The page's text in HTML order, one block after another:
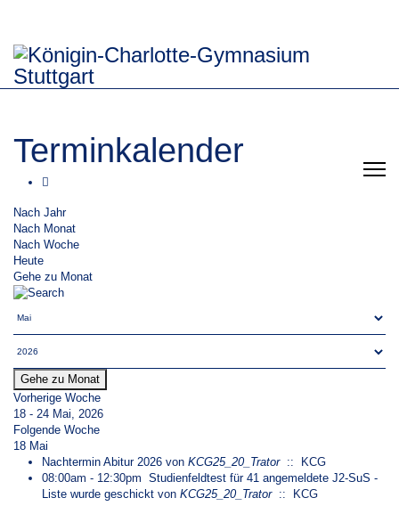
Terminkalender
Nach Jahr
Nach Monat
Nach Woche
Heute
Gehe zu Monat
Gehe zu Monat
Vorherige Woche
18 - 24 Mai, 2026
Folgende Woche
18 Mai
Nachtermin Abitur 2026 von KCG25_20_Trator:: KCG
08:00am - 12:30pm Studienfeldtest für 41 angemeldete J2-SuS -
Liste wurde geschickt von KCG25_20_Trator:: KCG